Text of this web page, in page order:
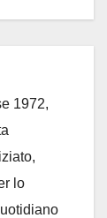
1972,
lo